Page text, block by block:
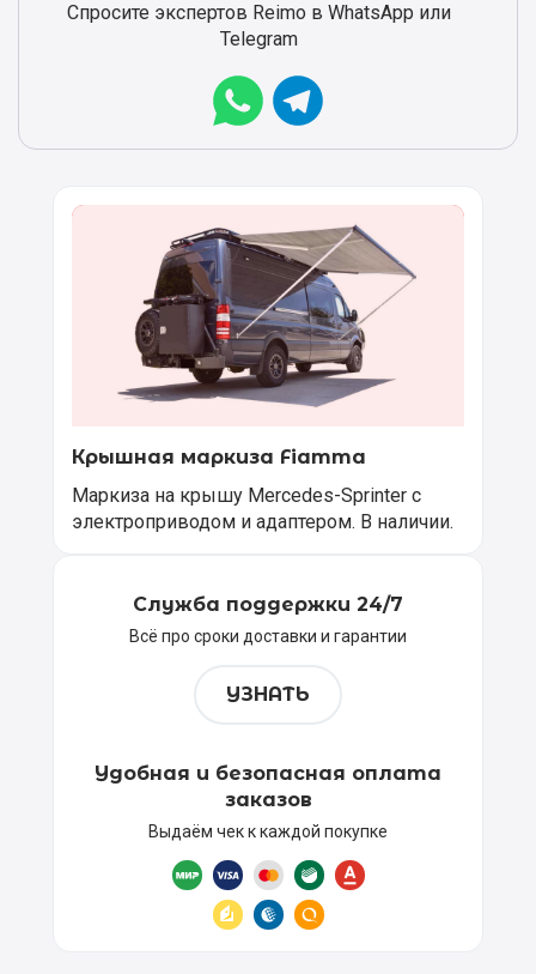
Спросите экспертов Reimo в WhatsApp или
Telegram
Крышная маркиза Fiamma
Маркиза на крышу Mercedes-Sprinter с
электроприводом и адаптером. В наличии.
Служба поддержки 24/7
Всё про сроки доставки и гарантии
УЗНАТЬ
Удобная и безопасная оплата
заказов
Выдаём чек к каждой покупке